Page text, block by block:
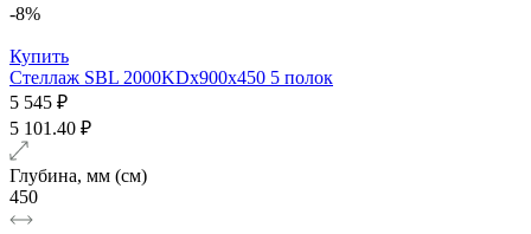
-8%
Купить
Стеллаж SBL 2000KDх900x450 5 полок
5 545 ₽
5 101.40 ₽
Глубина, мм (см)
450